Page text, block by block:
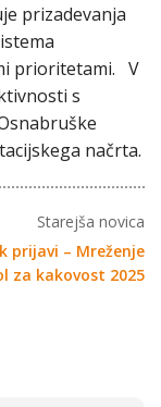
prizadevanja
prioritetami. V
s
načrta.
Starejša novica
prijavi – Mreženje
za kakovost 2025